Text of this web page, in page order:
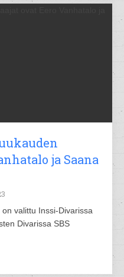
ja Saana
valittu Inssi-Divarissa
Divarissa SBS